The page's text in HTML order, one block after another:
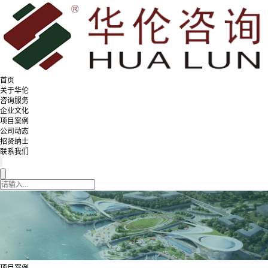
首页
关于华伦
咨询服务
企业文化
项目案例
公司动态
招贤纳士
联系我们